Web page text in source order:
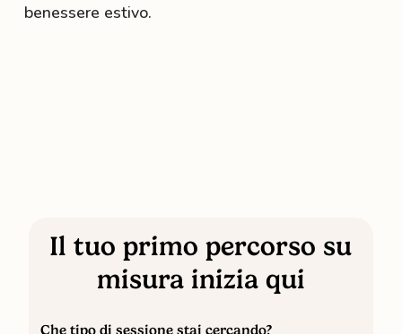
benessere estivo.
Il tuo primo percorso su
misura inizia qui
Che tipo di sessione stai cercando?